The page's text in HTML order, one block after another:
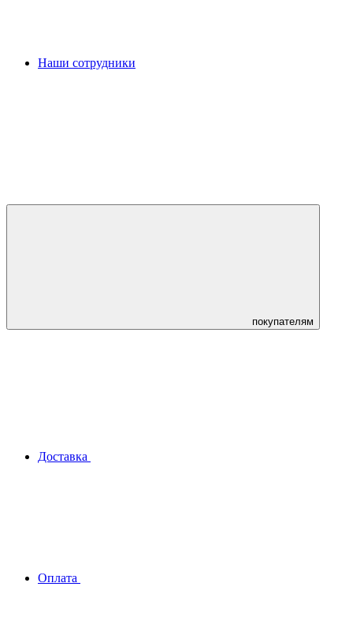
Наши сотрудники
покупателям
Доставка
Оплата